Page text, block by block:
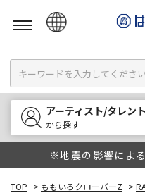
English
한국어
中文
アーティスト/タレント
から探す
※地震の影響によ
TOP > ももいろクローバーZ >